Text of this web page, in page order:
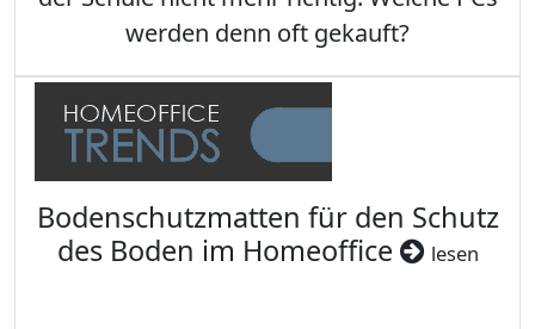
werden denn oft gekauft?
Bodenschutzmatten für den Schutz
des Boden im Homeoffice
lesen